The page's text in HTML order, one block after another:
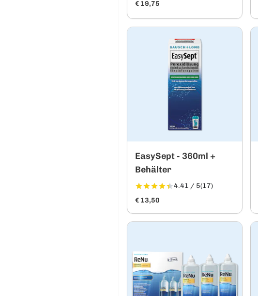
€ 19,75
EasySept - 360ml +
Behälter
4.41 / 5(17)
€ 13,50